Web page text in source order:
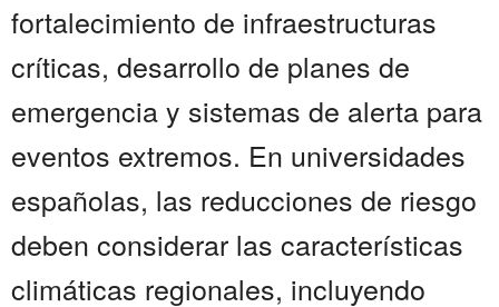
fortalecimiento de infraestructuras
críticas, desarrollo de planes de
emergencia y sistemas de alerta para
eventos extremos. En universidades
españolas, las reducciones de riesgo
deben considerar las características
climáticas regionales, incluyendo